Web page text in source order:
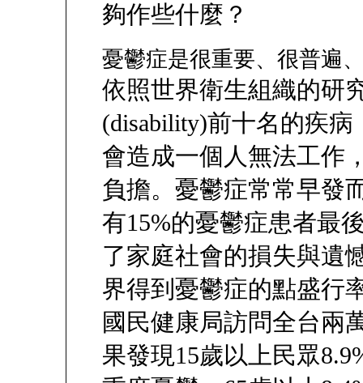
夠作些什麼？
憂鬱症是很重要、很普遍
依照世界衛生組織的研
(disability)前十名的疾
會造成一個人無法工作
負擔。憂鬱症常常早發
有15%的憂鬱症患者最
了家庭社會的損失與遺
界得到憂鬱症的點盛行
國民健康局訪問全台兩
果發現15歲以上民眾